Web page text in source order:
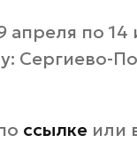
апреля по
Сергиево-
ссылке или